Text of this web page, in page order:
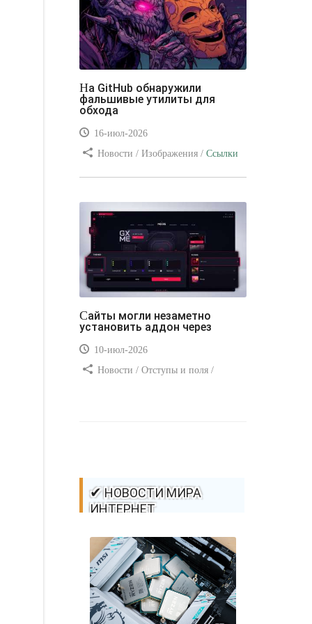
На GitHub обнаружили
фальшивые утилиты для
обхода
16-июл-2026
Новости / Изображения / Ссылки
Сайты могли незаметно
установить аддон через
10-июл-2026
Новости / Отступы и поля /
✔ НОВОСТИ МИРА
ИНТЕРНЕТ